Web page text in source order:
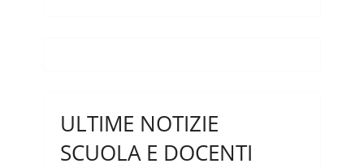
ULTIME NOTIZIE
SCUOLA E DOCENTI